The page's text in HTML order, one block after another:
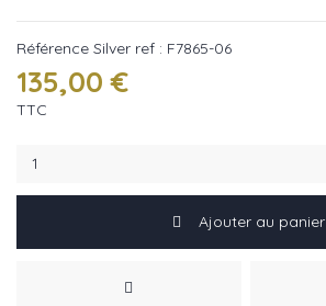
Référence Silver ref : F7865-06
135,00 €
TTC
Ajouter au panier